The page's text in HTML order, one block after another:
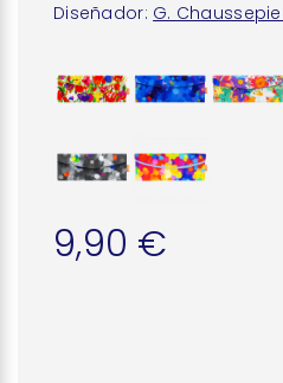
Diseñador: G.
9,90 €